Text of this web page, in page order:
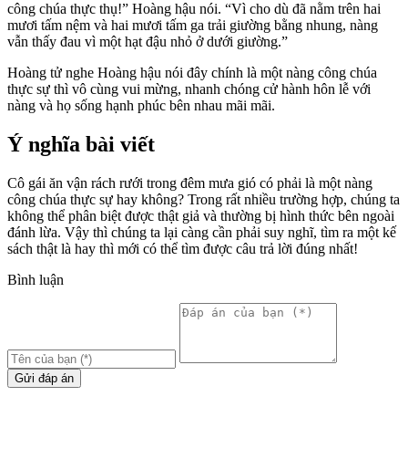
công chúa thực thụ!” Hoàng hậu nói. “Vì cho dù đã nằm trên hai
mươi tấm nệm và hai mươi tấm ga trải giường bằng nhung, nàng
vẫn thấy đau vì một hạt đậu nhỏ ở dưới giường.”
Hoàng tử nghe Hoàng hậu nói đây chính là một nàng công chúa
thực sự thì vô cùng vui mừng, nhanh chóng cử hành hôn lễ với
nàng và họ sống hạnh phúc bên nhau mãi mãi.
Ý nghĩa bài viết
Cô gái ăn vận rách rưới trong đêm mưa gió có phải là một nàng
công chúa thực sự hay không? Trong rất nhiều trường hợp, chúng ta
không thể phân biệt được thật giả và thường bị hình thức bên ngoài
đánh lừa. Vậy thì chúng ta lại càng cần phải suy nghĩ, tìm ra một kế
sách thật là hay thì mới có thể tìm được câu trả lời đúng nhất!
Bình luận
Gửi đáp án